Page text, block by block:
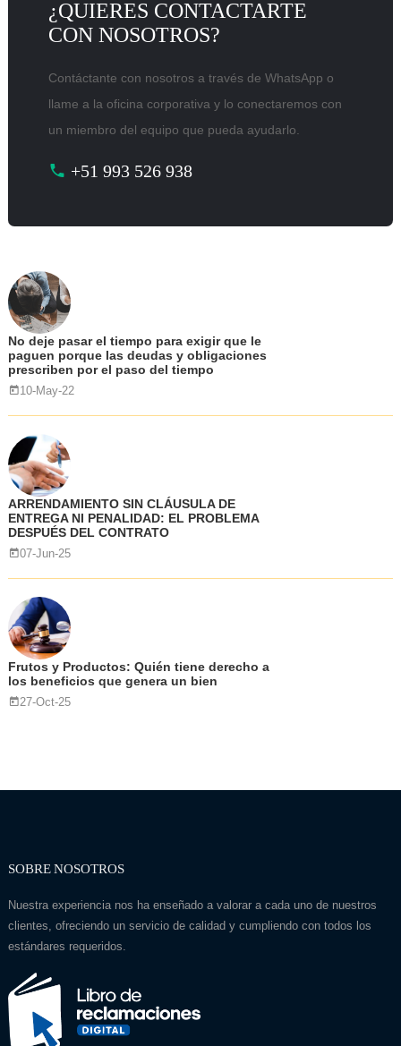
¿QUIERES CONTACTARTE
CON NOSOTROS?
Contáctante con nosotros a través de WhatsApp o
llame a la oficina corporativa y lo conectaremos con
un miembro del equipo que pueda ayudarlo.
+51 993 526 938
No deje pasar el tiempo para exigir que le
paguen porque las deudas y obligaciones
prescriben por el paso del tiempo
10-May-22
ARRENDAMIENTO SIN CLÁUSULA DE
ENTREGA NI PENALIDAD: EL PROBLEMA
DESPUÉS DEL CONTRATO
07-Jun-25
Frutos y Productos: Quién tiene derecho a
los beneficios que genera un bien
27-Oct-25
SOBRE NOSOTROS
Nuestra experiencia nos ha enseñado a valorar a cada uno de nuestros
clientes, ofreciendo un servicio de calidad y cumpliendo con todos los
estándares requeridos.